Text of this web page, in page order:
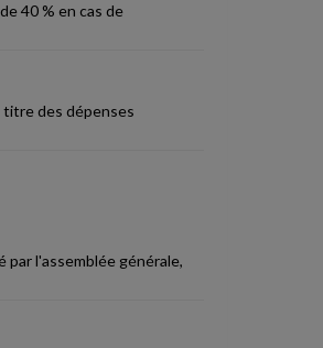
40 % en cas de
des dépenses
l'assemblée générale,